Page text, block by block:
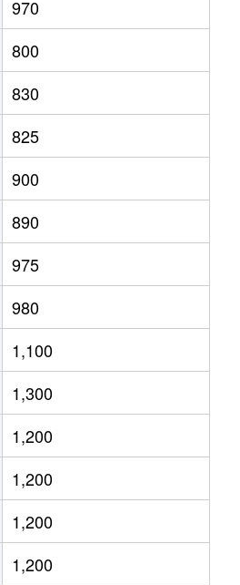
2,500万円
2,400万円
2,500万円
1,100万円
1,600万円
1,400万円
2,000万円
2,200万円
2,300万円
1,800万円
1,500万円
1,400万円
1,900万円
970
800
830
825
900
890
975
980
1,100
1,300
1,200
1,200
1,200
1,200